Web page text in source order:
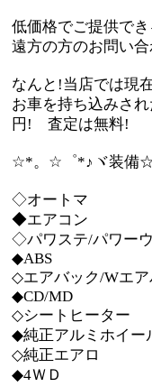
低価格でご提供で
遠方の方のお問い
なんと!当店では現
お車を持ち込みさ
円! 査定は無料!
☆*。☆゜*♪ヾ装備
◇オートマ
◆エアコン
◇パワステ/パワー
◆ABS
◇エアバック/Wエ
◆CD/MD
◇シートヒーター
◆純正アルミホイー
◇純正エアロ
◆4ＷＤ